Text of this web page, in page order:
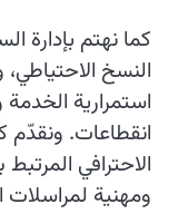
كما نهتم بإدارة
النسخ
استمرارية
انقطاعات. ونقدّم
الاحترافي
ومهنية لمراسلات